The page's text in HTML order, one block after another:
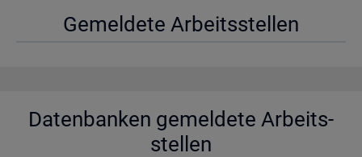
Ge­mel­de­te Ar­beits­stel­len
Da­ten­ban­ken ge­mel­de­te Ar­beits­
stel­len